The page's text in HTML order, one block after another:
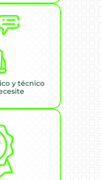
y técnico